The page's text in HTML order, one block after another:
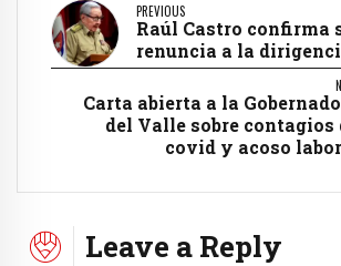
PREVIOUS
Raúl Castro confirma
renuncia a la
Carta abierta a la
del Valle sobre contagios
covid y acoso
Leave a Reply